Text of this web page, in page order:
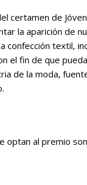
certamen de
la aparición de
confección textil,
el fin de que
de la moda,
optan al premio